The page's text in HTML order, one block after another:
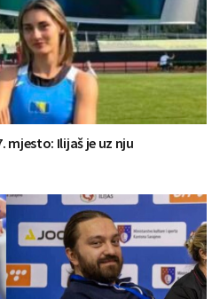
mjesto: Ilijaš je uz nju